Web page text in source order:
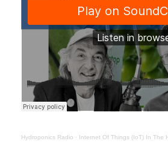
Hydroponics Radio · Internet Of Things (IoT) In The